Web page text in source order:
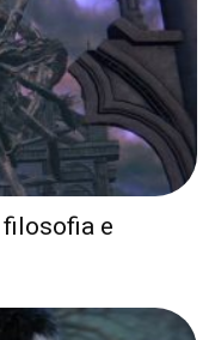
filosofia e